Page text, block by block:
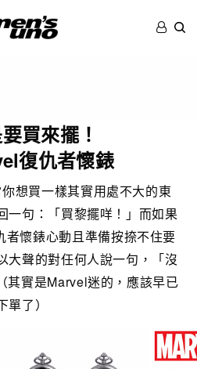
買來擺！
復仇者懷錶
想買一樣其實用處不大的東
一句：「買黎擺咩！」而如果
懷錶心動且準備按捺不住要
大聲的對任何人說一句，「沒
其實是Marvel迷的，應該早已
單了）